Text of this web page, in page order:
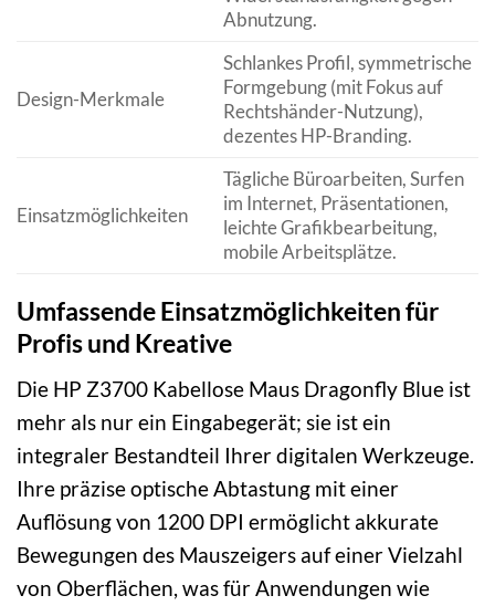
Abnutzung.
Design-Merkmale
Schlankes Profil, symmetrische
Formgebung (mit Fokus auf
Rechtshänder-Nutzung),
dezentes HP-Branding.
Einsatzmöglichkeiten
Tägliche Büroarbeiten, Surfen
im Internet, Präsentationen,
leichte Grafikbearbeitung,
mobile Arbeitsplätze.
Umfassende Einsatzmöglichkeiten für
Profis und Kreative
Die HP Z3700 Kabellose Maus Dragonfly Blue ist
mehr als nur ein Eingabegerät; sie ist ein
integraler Bestandteil Ihrer digitalen Werkzeuge.
Ihre präzise optische Abtastung mit einer
Auflösung von 1200 DPI ermöglicht akkurate
Bewegungen des Mauszeigers auf einer Vielzahl
von Oberflächen, was für Anwendungen wie